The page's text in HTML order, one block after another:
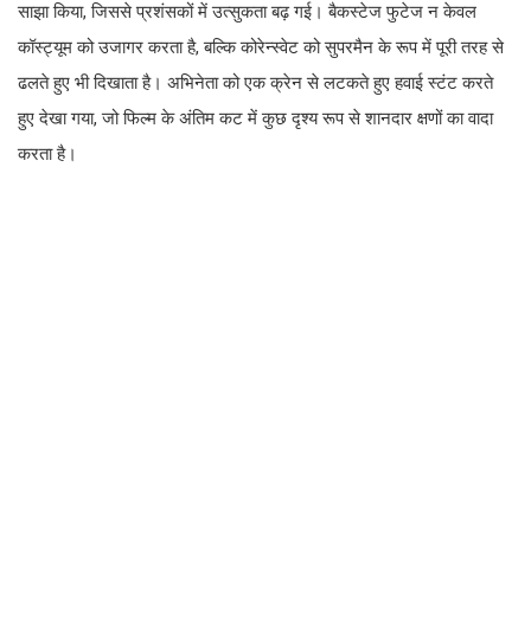
साझा किया, जिससे प्रशंसकों में उत्सुकता बढ़ गई। बैकस्टेज फुटेज न केवल
कॉस्ट्यूम को उजागर करता है, बल्कि कोरेन्स्वेट को सुपरमैन के रूप में पूरी तरह से
ढलते हुए भी दिखाता है। अभिनेता को एक क्रेन से लटकते हुए हवाई स्टंट करते
हुए देखा गया, जो फिल्म के अंतिम कट में कुछ दृश्य रूप से शानदार क्षणों का वादा
करता है।